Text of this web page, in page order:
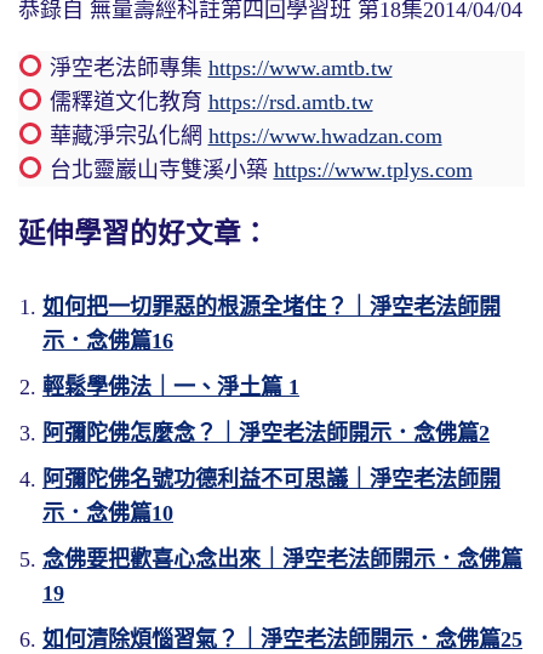
恭錄自 無量壽經科註第四回學習班 第18集2014/04/04
淨空老法師專集 https://www.amtb.tw
儒釋道文化教育 https://rsd.amtb.tw
華藏淨宗弘化網 https://www.hwadzan.com
台北靈巖山寺雙溪小築 https://www.tplys.com
延伸學習的好文章：
如何把一切罪惡的根源全堵住？｜淨空老法師開
示．念佛篇16
輕鬆學佛法｜一、淨土篇 1
阿彌陀佛怎麼念？｜淨空老法師開示．念佛篇2
阿彌陀佛名號功德利益不可思議｜淨空老法師開
示．念佛篇10
念佛要把歡喜心念出來｜淨空老法師開示．念佛篇
19
如何清除煩惱習氣？｜淨空老法師開示．念佛篇25